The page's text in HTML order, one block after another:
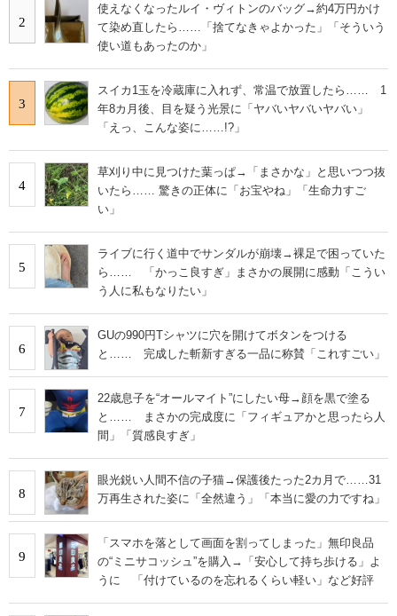
2
使えなくなったルイ・ヴィトンのバッグ→約4万円かけ
て染め直したら……「捨てなきゃよかった」「そういう
使い道もあったのか」
3
スイカ1玉を冷蔵庫に入れず、常温で放置したら…… 1
年8カ月後、目を疑う光景に「ヤバいヤバいヤバい」
「えっ、こんな姿に……!?」
4
草刈り中に見つけた葉っぱ→「まさかな」と思いつつ抜
いたら…… 驚きの正体に「お宝やね」「生命力すご
い」
5
ライブに行く道中でサンダルが崩壊→裸足で困っていた
ら…… 「かっこ良すぎ」まさかの展開に感動「こうい
う人に私もなりたい」
6
GUの990円Tシャツに穴を開けてボタンをつける
と…… 完成した斬新すぎる一品に称賛「これすごい」
7
22歳息子を“オールマイト”にしたい母→顔を黒で塗る
と…… まさかの完成度に「フィギュアかと思ったら人
間」「質感良すぎ」
8
眼光鋭い人間不信の子猫→保護後たった2カ月で……31
万再生された姿に「全然違う」「本当に愛の力ですね」
9
「スマホを落として画面を割ってしまった」無印良品
の“ミニサコッシュ”を購入→「安心して持ち歩ける」よ
うに 「付けているのを忘れるくらい軽い」など好評